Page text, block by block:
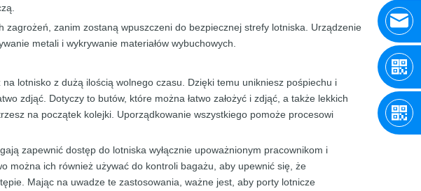
zagrożeń, zanim zostaną wpuszczeni do bezpiecznej strefy lotniska. Urządzenie
metali i wykrywanie materiałów wybuchowych.
na lotnisko z dużą ilością wolnego czasu. Dzięki temu unikniesz pośpiechu i
zdjąć. Dotyczy to butów, które można łatwo założyć i zdjąć, a także lekkich
na początek kolejki. Uporządkowanie wszystkiego pomoże procesowi
zapewnić dostęp do lotniska wyłącznie upoważnionym pracownikom i
można ich również używać do kontroli bagażu, aby upewnić się, że
Mając na uwadze te zastosowania, ważne jest, aby porty lotnicze